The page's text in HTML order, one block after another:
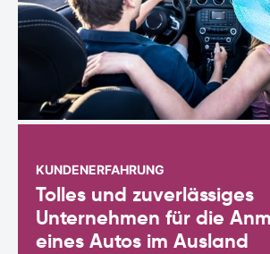
KUNDENERFAHRUNG
Tolles und zuverlässiges
Unternehmen für die
eines Autos im Ausland